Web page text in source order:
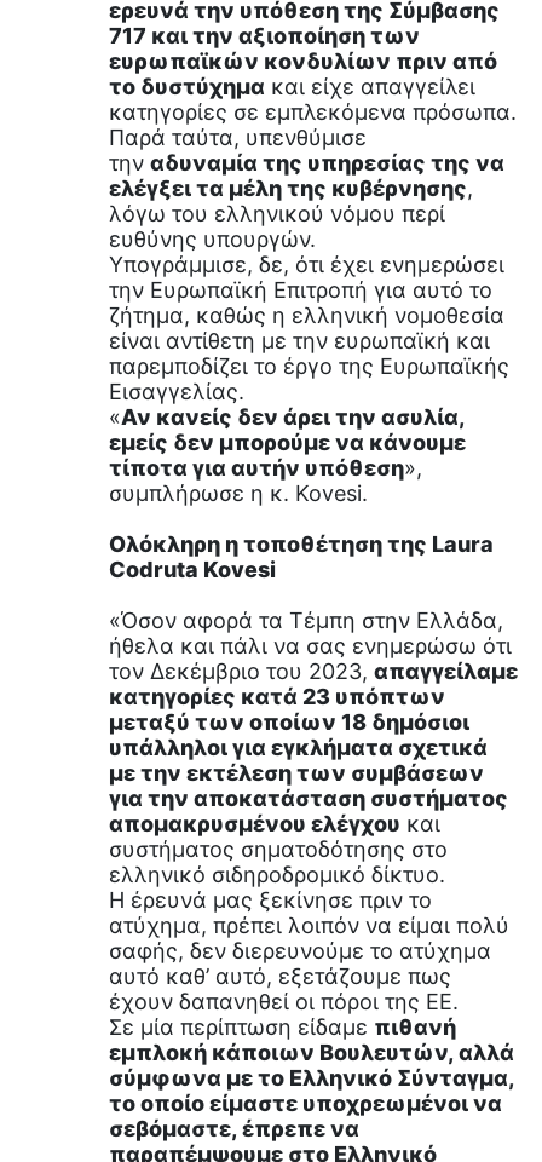
ερευνά την υπόθεση της Σύμβασης
717 και την αξιοποίηση των
ευρωπαϊκών κονδυλίων πριν από
το δυστύχημα και είχε απαγγείλει
κατηγορίες σε εμπλεκόμενα πρόσωπα.
Παρά ταύτα, υπενθύμισε
την αδυναμία της υπηρεσίας της να
ελέγξει τα μέλη της κυβέρνησης,
λόγω του ελληνικού νόμου περί
ευθύνης υπουργών.
Υπογράμμισε, δε, ότι έχει ενημερώσει
την Ευρωπαϊκή Επιτροπή για αυτό το
ζήτημα, καθώς η ελληνική νομοθεσία
είναι αντίθετη με την ευρωπαϊκή και
παρεμποδίζει το έργο της Ευρωπαϊκής
Εισαγγελίας.
«Αν κανείς δεν άρει την ασυλία,
εμείς δεν μπορούμε να κάνουμε
τίποτα για αυτήν υπόθεση»,
συμπλήρωσε η κ. Kovesi.
Ολόκληρη η τοποθέτηση της Laura
Codruta Kovesi
«Όσον αφορά τα Τέμπη στην Ελλάδα,
ήθελα και πάλι να σας ενημερώσω ότι
τον Δεκέμβριο του 2023, απαγγείλαμε
κατηγορίες κατά 23 υπόπτων
μεταξύ των οποίων 18 δημόσιοι
υπάλληλοι για εγκλήματα σχετικά
με την εκτέλεση των συμβάσεων
για την αποκατάσταση συστήματος
απομακρυσμένου ελέγχου και
συστήματος σηματοδότησης στο
ελληνικό σιδηροδρομικό δίκτυο.
Η έρευνά μας ξεκίνησε πριν το
ατύχημα, πρέπει λοιπόν να είμαι πολύ
σαφής, δεν διερευνούμε το ατύχημα
αυτό καθ’ αυτό, εξετάζουμε πως
έχουν δαπανηθεί οι πόροι της ΕΕ.
Σε μία περίπτωση είδαμε πιθανή
εμπλοκή κάποιων Βουλευτών, αλλά
σύμφωνα με το Ελληνικό Σύνταγμα,
το οποίο είμαστε υποχρεωμένοι να
σεβόμαστε, έπρεπε να
παραπέμψουμε στο Ελληνικό